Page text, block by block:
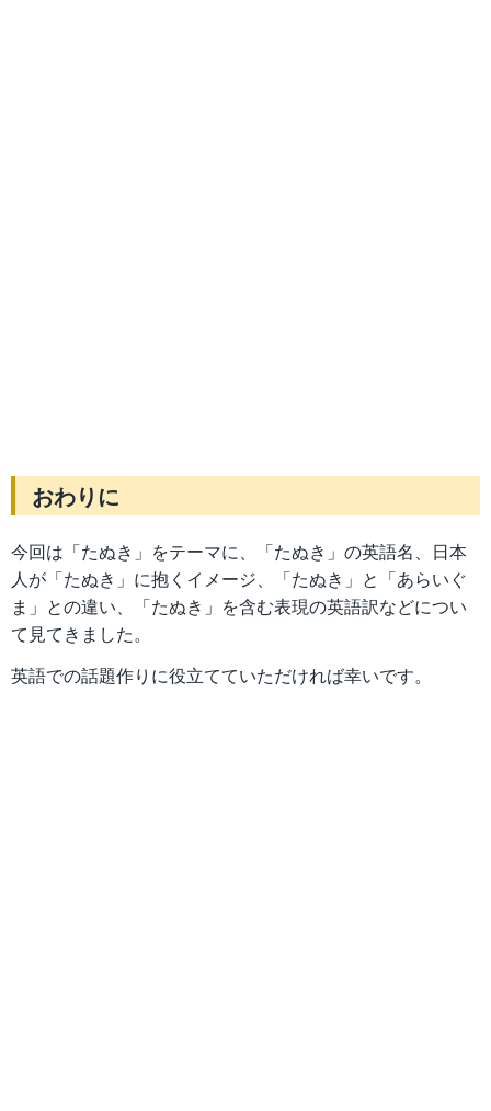
おわりに
今回は「たぬき」をテーマに、「たぬき」の英語名、日本
人が「たぬき」に抱くイメージ、「たぬき」と「あらいぐ
ま」との違い、「たぬき」を含む表現の英語訳などについ
て見てきました。
英語での話題作りに役立てていただければ幸いです。